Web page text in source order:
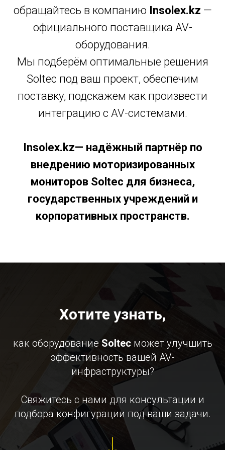
обращайтесь в компанию Insolex.kz —
официального поставщика AV-
оборудования.
Мы подберём оптимальные решения
Soltec под ваш проект, обеспечим
поставку, подскажем как произвести
интеграцию с AV-системами.
Insolex.kz— надёжный партнёр по
внедрению моторизированных
мониторов Soltec для бизнеса,
государственных учреждений и
корпоративных пространств.
Хотите узнать,
как оборудование Soltec может улучшить
эффективность вашей AV-
инфраструктуры?
Свяжитесь с нами для консультации и
подбора конфигурации под ваши задачи.